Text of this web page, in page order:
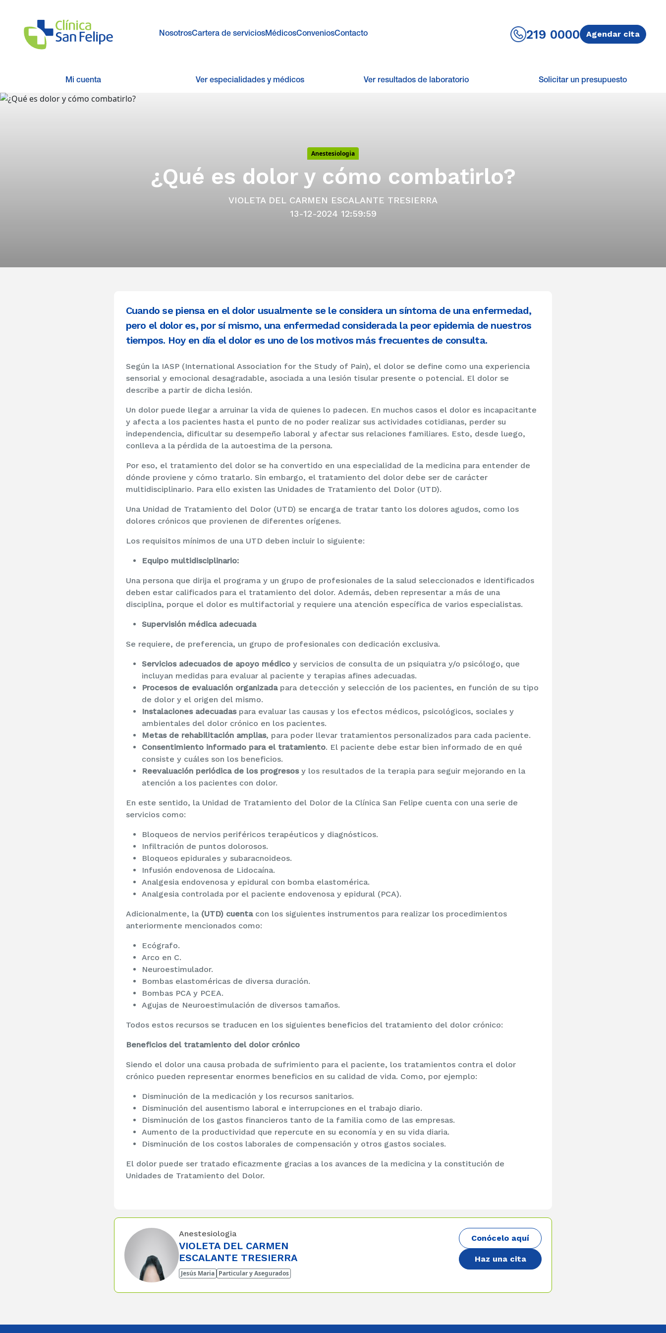
NosotrosCartera de serviciosMédicosConveniosContacto 219 0000 Agendar cita
Mi cuenta Ver especialidades y médicos Ver resultados de laboratorio Solicitar un presupuesto
Anestesiologia
¿Qué es dolor y cómo combatirlo?
VIOLETA DEL CARMEN ESCALANTE TRESIERRA
13-12-2024 12:59:59
Cuando se piensa en el dolor usualmente se le considera un síntoma de una enfermedad,
pero el dolor es, por sí mismo, una enfermedad considerada la peor epidemia de nuestros
tiempos. Hoy en día el dolor es uno de los motivos más frecuentes de consulta.
Según la IASP (International Association for the Study of Pain), el dolor se define como una experiencia
sensorial y emocional desagradable, asociada a una lesión tisular presente o potencial. El dolor se
describe a partir de dicha lesión.
Un dolor puede llegar a arruinar la vida de quienes lo padecen. En muchos casos el dolor es incapacitante
y afecta a los pacientes hasta el punto de no poder realizar sus actividades cotidianas, perder su
independencia, dificultar su desempeño laboral y afectar sus relaciones familiares. Esto, desde luego,
conlleva a la pérdida de la autoestima de la persona.
Por eso, el tratamiento del dolor se ha convertido en una especialidad de la medicina para entender de
dónde proviene y cómo tratarlo. Sin embargo, el tratamiento del dolor debe ser de carácter
multidisciplinario. Para ello existen las Unidades de Tratamiento del Dolor (UTD).
Una Unidad de Tratamiento del Dolor (UTD) se encarga de tratar tanto los dolores agudos, como los
dolores crónicos que provienen de diferentes orígenes.
Los requisitos mínimos de una UTD deben incluir lo siguiente:
Equipo multidisciplinario:
Una persona que dirija el programa y un grupo de profesionales de la salud seleccionados e identificados
deben estar calificados para el tratamiento del dolor. Además, deben representar a más de una
disciplina, porque el dolor es multifactorial y requiere una atención específica de varios especialistas.
Supervisión médica adecuada
Se requiere, de preferencia, un grupo de profesionales con dedicación exclusiva.
Servicios adecuados de apoyo médicoy servicios de consulta de un psiquiatra y/o psicólogo, que
incluyan medidas para evaluar al paciente y terapias afines adecuadas.
Procesos de evaluación organizadapara detección y selección de los pacientes, en función de su tipo
de dolor y el origen del mismo.
Instalaciones adecuadaspara evaluar las causas y los efectos médicos, psicológicos, sociales y
ambientales del dolor crónico en los pacientes.
Metas de rehabilitación amplias, para poder llevar tratamientos personalizados para cada paciente.
Consentimiento informado para el tratamiento. El paciente debe estar bien informado de en qué
consiste y cuáles son los beneficios.
Reevaluación periódica de los progresosy los resultados de la terapia para seguir mejorando en la
atención a los pacientes con dolor.
En este sentido, la Unidad de Tratamiento del Dolor de la Clínica San Felipe cuenta con una serie de
servicios como:
Bloqueos de nervios periféricos terapéuticos y diagnósticos.
Infiltración de puntos dolorosos.
Bloqueos epidurales y subaracnoideos.
Infusión endovenosa de Lidocaína.
Analgesia endovenosa y epidural con bomba elastomérica.
Analgesia controlada por el paciente endovenosa y epidural (PCA).
Adicionalmente, la (UTD) cuenta con los siguientes instrumentos para realizar los procedimientos
anteriormente mencionados como:
Ecógrafo.
Arco en C.
Neuroestimulador.
Bombas elastoméricas de diversa duración.
Bombas PCA y PCEA.
Agujas de Neuroestimulación de diversos tamaños.
Todos estos recursos se traducen en los siguientes beneficios del tratamiento del dolor crónico:
Beneficios del tratamiento del dolor crónico
Siendo el dolor una causa probada de sufrimiento para el paciente, los tratamientos contra el dolor
crónico pueden representar enormes beneficios en su calidad de vida. Como, por ejemplo:
Disminución de la medicación y los recursos sanitarios.
Disminución del ausentismo laboral e interrupciones en el trabajo diario.
Disminución de los gastos financieros tanto de la familia como de las empresas.
Aumento de la productividad que repercute en su economía y en su vida diaria.
Disminución de los costos laborales de compensación y otros gastos sociales.
El dolor puede ser tratado eficazmente gracias a los avances de la medicina y la constitución de
Unidades de Tratamiento del Dolor.
Anestesiologia
VIOLETA DEL CARMEN
ESCALANTE TRESIERRA
Jesús Maria Particular y Asegurados
Conócelo aquí
Haz una cita